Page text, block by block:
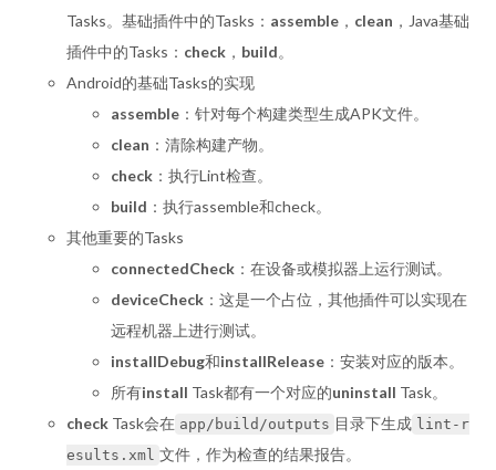
Tasks。基础插件中的Tasks： assemble ， clean ，Java基础
插件中的Tasks： check ， build。
Android的基础Tasks的实现
assemble ：针对每个构建类型生成APK文件。
clean ：清除构建产物。
check ：执行Lint检查。
build ：执行assemble和check。
其他重要的Tasks
connectedCheck ：在设备或模拟器上运行测试。
deviceCheck ：这是一个占位，其他插件可以实现在
远程机器上进行测试。
installDebug和installRelease ：安装对应的版本。
所有install Task都有一个对应的uninstall Task。
check Task会在 app/build/outputs 目录下生成 lint-r
esults.xml 文件，作为检查的结果报告。